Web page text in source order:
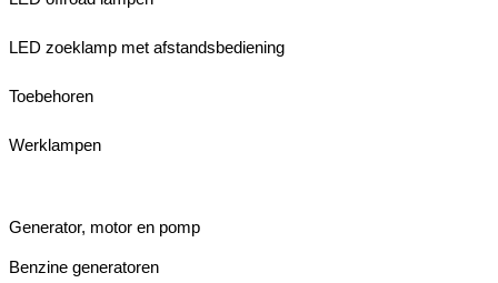
LED zoeklamp met afstandsbediening
Toebehoren
Werklampen
Generator, motor en pomp
Benzine generatoren